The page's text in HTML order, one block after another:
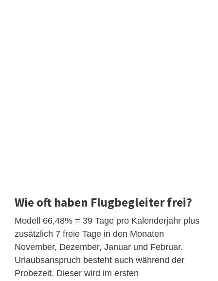
Wie oft haben Flugbegleiter frei?
Modell 66,48% = 39 Tage pro Kalenderjahr plus
zusätzlich 7 freie Tage in den Monaten
November, Dezember, Januar und Februar.
Urlaubsanspruch besteht auch während der
Probezeit. Dieser wird im ersten